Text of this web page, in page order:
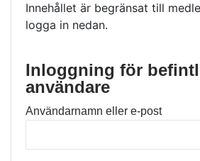
Innehållet är begränsat till
logga in nedan.
Inloggning för
användare
Användarnamn eller e-post